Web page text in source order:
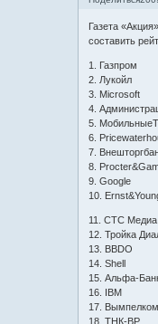
Газета
составить
1. Газпром
2. Лукойл
3. Microsoft
4.
5.
6.
7.
8.
9. Google
10.
11. СТС Медиа
12. Тройка
13. BBDO
14. Shell
15. Альфа-
16. IBM
17. Вымпелком
18. ТНК-ВР